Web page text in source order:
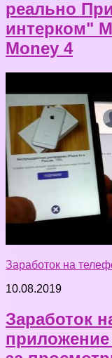
реально
интерком"
Money 4
Заработок на
10.08.2019
Заработок